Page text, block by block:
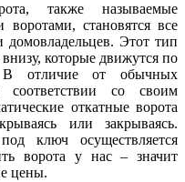
также называемые
становятся все
Этот тип
которые движутся по
В отличие от обычных
со своим
откатные ворота
или закрываясь.
ключ осуществляется
ворота у нас – значит
цены.